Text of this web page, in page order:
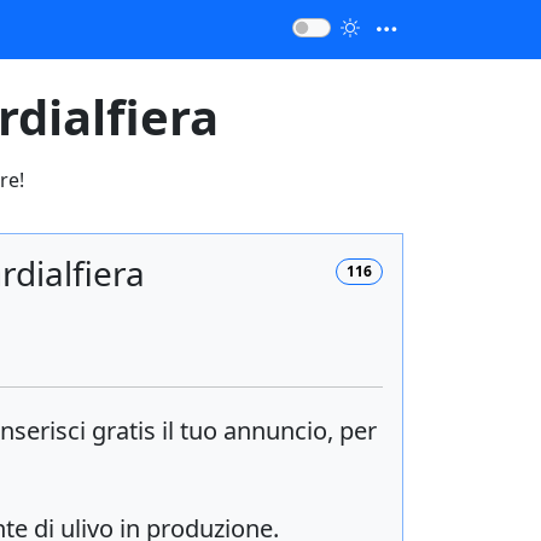
116
gratis il tuo annuncio, per
di ulivo in produzione.